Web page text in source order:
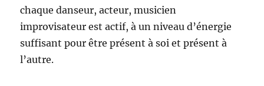
chaque danseur, acteur, musicien
improvisateur est actif, à un niveau d’énergie
suffisant pour être présent à soi et présent à
l’autre.